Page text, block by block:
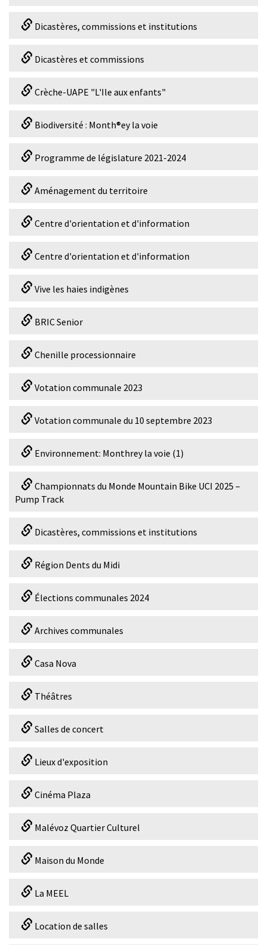
Dicastères, commissions et institutions
Dicastères et commissions
Crèche-UAPE "L'Ile aux enfants"
Biodiversité : Month®ey la voie
Programme de législature 2021-2024
Aménagement du territoire
Centre d'orientation et d'information
Centre d'orientation et d'information
Vive les haies indigènes
BRIC Senior
Chenille processionnaire
Votation communale 2023
Votation communale du 10 septembre 2023
Environnement: Monthrey la voie (1)
Championnats du Monde Mountain Bike UCI 2025 –
Pump Track
Dicastères, commissions et institutions
Région Dents du Midi
Élections communales 2024
Archives communales
Casa Nova
Théâtres
Salles de concert
Lieux d'exposition
Cinéma Plaza
Malévoz Quartier Culturel
Maison du Monde
La MEEL
Location de salles